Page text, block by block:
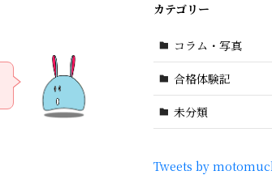
カテゴリー
コラム・写真
合格体験記
未分類
Tweets by